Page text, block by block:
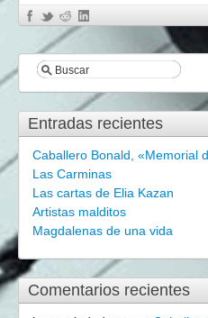
Entradas recientes
Caballero Bonald, «Memorial
Las Carminas
Las cartas de Elia Kazan
Artistas malditos
Magdalenas de una vida
Comentarios recientes